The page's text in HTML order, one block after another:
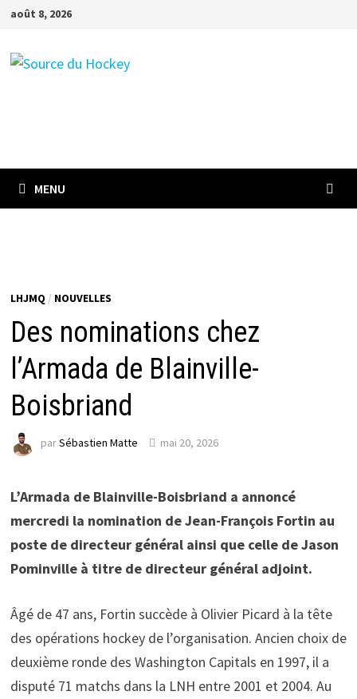
Passer
contenu
août 8, 2026
MENU
LHJMQ / NOUVELLES
Des nominations chez
l’Armada de Blainville-
Boisbriand
parSébastien Matte mai 20, 2026
L’Armada de Blainville-Boisbriand a annoncé
mercredi la nomination de Jean-François Fortin au
poste de directeur général ainsi que celle de Jason
Pominville à titre de directeur général adjoint.
Âgé de 47 ans, Fortin succède à Olivier Picard à la tête
des opérations hockey de l’organisation. Ancien choix de
deuxième ronde des Washington Capitals en 1997, il a
disputé 71 matchs dans la LNH entre 2001 et 2004. Au